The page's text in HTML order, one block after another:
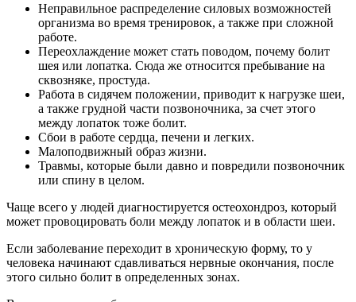
Неправильное распределение силовых возможностей
организма во время тренировок, а также при сложной
работе.
Переохлаждение может стать поводом, почему болит
шея или лопатка. Сюда же относится пребывание на
сквозняке, простуда.
Работа в сидячем положении, приводит к нагрузке шеи,
а также грудной части позвоночника, за счет этого
между лопаток тоже болит.
Сбои в работе сердца, печени и легких.
Малоподвижный образ жизни.
Травмы, которые были давно и повредили позвоночник
или спину в целом.
Чаще всего у людей диагностируется остеохондроз, который
может провоцировать боли между лопаток и в области шеи.
Если заболевание переходит в хроническую форму, то у
человека начинают сдавливаться нервные окончания, после
этого сильно болит в определенных зонах.